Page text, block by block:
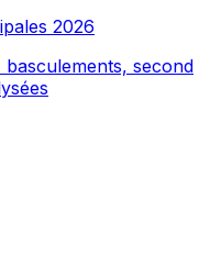
2026
second